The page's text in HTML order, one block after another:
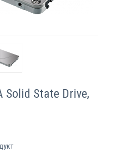
Solid State Drive,